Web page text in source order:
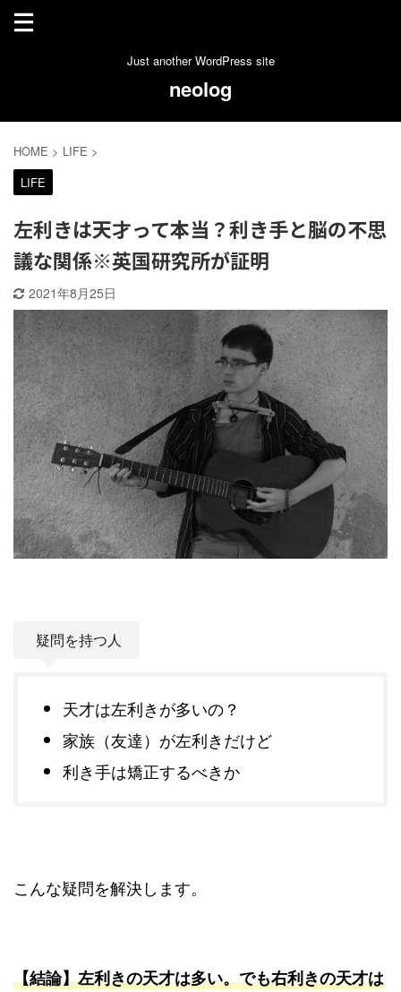
Just another WordPress site
neolog
HOME > LIFE >
LIFE
左利きは天才って本当？利き手と脳の不思
議な関係※英国研究所が証明
2021年8月25日
疑問を持つ人
天才は左利きが多いの？
家族（友達）が左利きだけど
利き手は矯正するべきか
こんな疑問を解決します。
【結論】左利きの天才は多い。でも右利きの天才は